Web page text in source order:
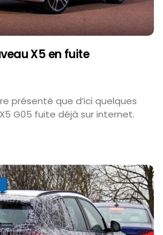
X5 en fuite
présenté que d’ici quelques
G05 fuite déjà sur internet.